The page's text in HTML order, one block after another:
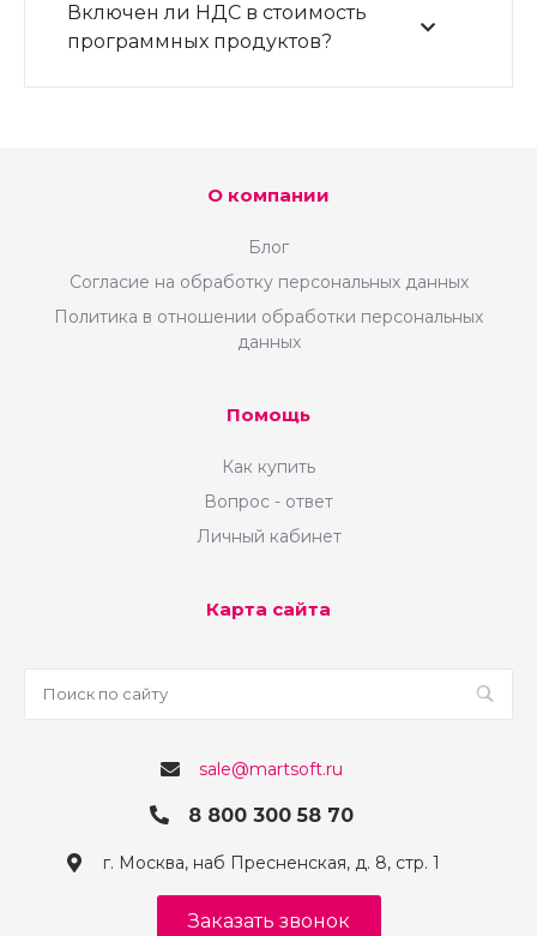
Включен ли НДС в стоимость
программных продуктов?
О компании
Блог
Согласие на обработку персональных данных
Политика в отношении обработки персональных
данных
Помощь
Как купить
Вопрос - ответ
Личный кабинет
Карта сайта
sale@martsoft.ru
8 800 300 58 70
г. Москва, наб Пресненская, д. 8, стр. 1
Заказать звонок